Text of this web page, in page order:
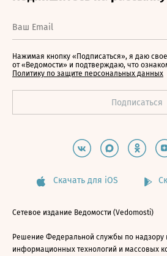
Нажимая кнопку «Подписаться», я даю
от «Ведомости» и подтверждаю, что
Политику по защите персональных данных
Скачать для iOS
Сетевое издание Ведомости (Vedomosti)
Решение Федеральной службы по надзору
информационных технологий и массовых